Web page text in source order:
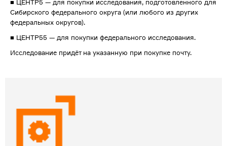
■ ЦЕНТР5 — для покупки исследования, подготовленного для
Сибирского федерального округа (или любого из других
федеральных округов).
■ ЦЕНТР55 — для покупки федерального исследования.
Исследование придёт на указанную при покупке почту.